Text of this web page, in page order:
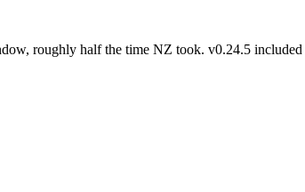
roughly half the time NZ took. v0.24.5 included